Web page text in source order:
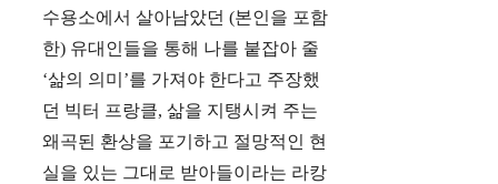
수용소에서 살아남았던 (본인을 포함
한) 유대인들을 통해 나를 붙잡아 줄
‘삶의 의미’를 가져야 한다고 주장했
던 빅터 프랑클, 삶을 지탱시켜 주는
왜곡된 환상을 포기하고 절망적인 현
실을 있는 그대로 받아들이라는 라캉